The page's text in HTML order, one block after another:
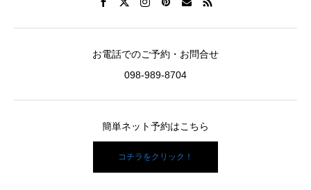
お電話でのご予約・お問合せ
098-989-8704
簡単ネット予約はこちら
コチラをクリック！